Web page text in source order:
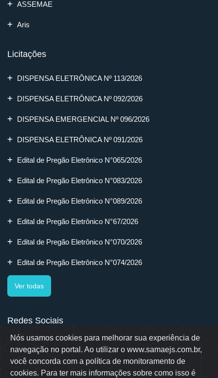
Nós usamos cookies para melhorar sua experiência de
navegação no portal. Ao utilizar o www.samaejs.com.br,
você concorda com a política de monitoramento de
cookies. Para ter mais informações sobre como isso é
ASSEMAE
Aris
Licitações
DISPENSA ELETRÔNICA Nº 113/2026
DISPENSA ELETRÔNICA Nº 092/2026
DISPENSA EMERGENCIAL Nº 096/2026
DISPENSA ELETRÔNICA Nº 091/2026
Edital de Pregão Eletrônico N°065/2026
Edital de Pregão Eletrônico N°083/2026
Edital de Pregão Eletrônico N°089/2026
Edital de Pregão Eletrônico N°67/2026
Edital de Pregão Eletrônico N°070/2026
Edital de Pregão Eletrônico N°074/2026
Ver todas
Redes Sociais
Rua Erwino Menegotti, 478 - Bairro Água Verde - Jaraguá do Sul